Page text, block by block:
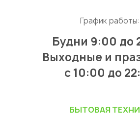
График работы:
Будни 9:00 до
Выходные и
с 10:00 до
БЫТОВАЯ